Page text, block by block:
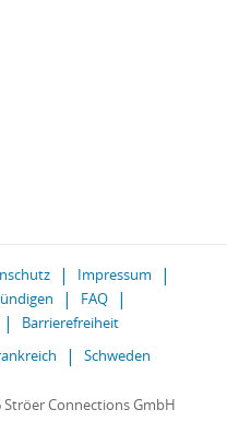
Impressum
FAQ
Barrierefreiheit
Schweden
Ströer Connections GmbH